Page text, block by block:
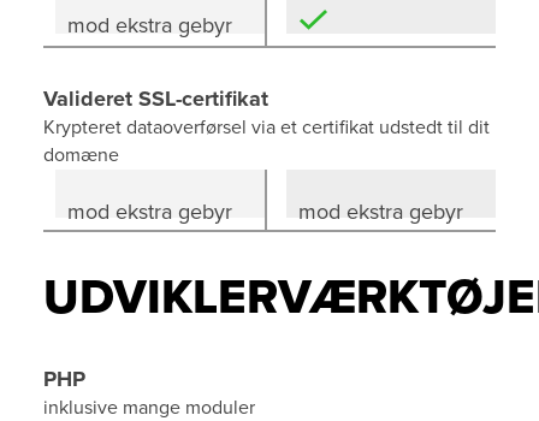
mod ekstra gebyr
Valideret SSL-certifikat
Krypteret dataoverførsel via et certifikat udstedt til dit
domæne
mod ekstra gebyr mod ekstra gebyr
PHP
inklusive mange moduler